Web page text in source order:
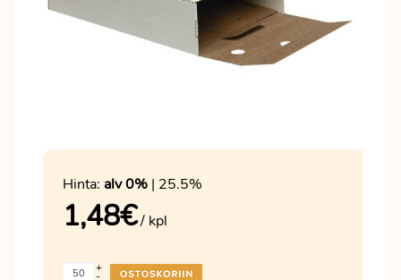
Hinta: alv 0% | 25.5%
1,48€/ kpl
-
+